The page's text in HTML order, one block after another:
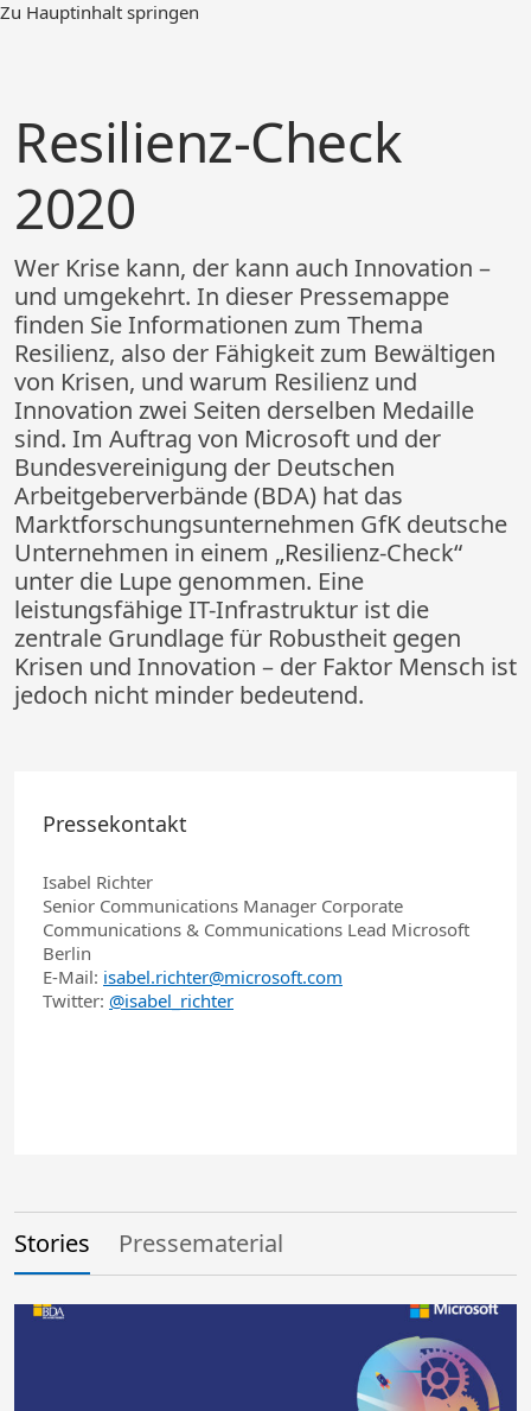
Zum
Zu Hauptinhalt springen
Resilienz-Check
2020
Wer Krise kann, der kann auch Innovation –
und umgekehrt. In dieser Pressemappe
finden Sie Informationen zum Thema
Resilienz, also der Fähigkeit zum Bewältigen
von Krisen, und warum Resilienz und
Innovation zwei Seiten derselben Medaille
sind. Im Auftrag von Microsoft und der
Bundesvereinigung der Deutschen
Arbeitgeberverbände (BDA) hat das
Marktforschungsunternehmen GfK deutsche
Unternehmen in einem „Resilienz-Check“
unter die Lupe genommen. Eine
leistungsfähige IT-Infrastruktur ist die
zentrale Grundlage für Robustheit gegen
Krisen und Innovation – der Faktor Mensch ist
jedoch nicht minder bedeutend.
Pressekontakt
Isabel Richter
Senior Communications Manager Corporate
Communications & Communications Lead Microsoft
Berlin
E-Mail: isabel.richter@microsoft.com
Twitter: @isabel_richter
Stories Pressematerial